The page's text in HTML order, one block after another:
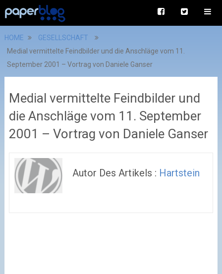
HOME
GESELLSCHAFT
Medial vermittelte Feindbilder und die Anschläge vom 11.
September 2001 – Vortrag von Daniele Ganser
Medial vermittelte Feindbilder und
die Anschläge vom 11. September
2001 – Vortrag von Daniele Ganser
Autor Des Artikels : Hartstein